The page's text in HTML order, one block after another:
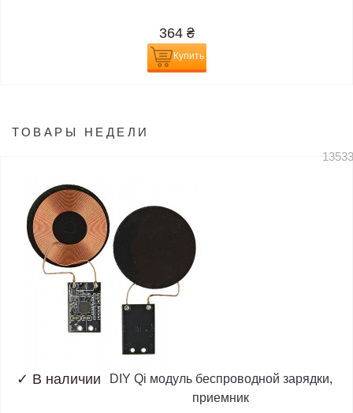
364 ₴
Купить
ТОВАРЫ НЕДЕЛИ
✓ В наличии
DIY Qi модуль беспроводной зарядки,
приемник